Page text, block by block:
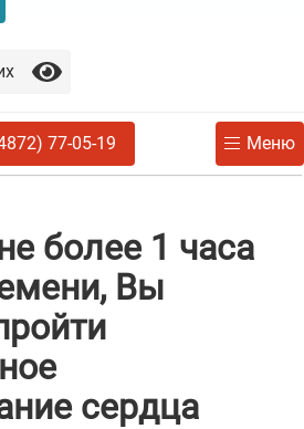
77-05-19 Меню
более 1 часа
Вы
сердца